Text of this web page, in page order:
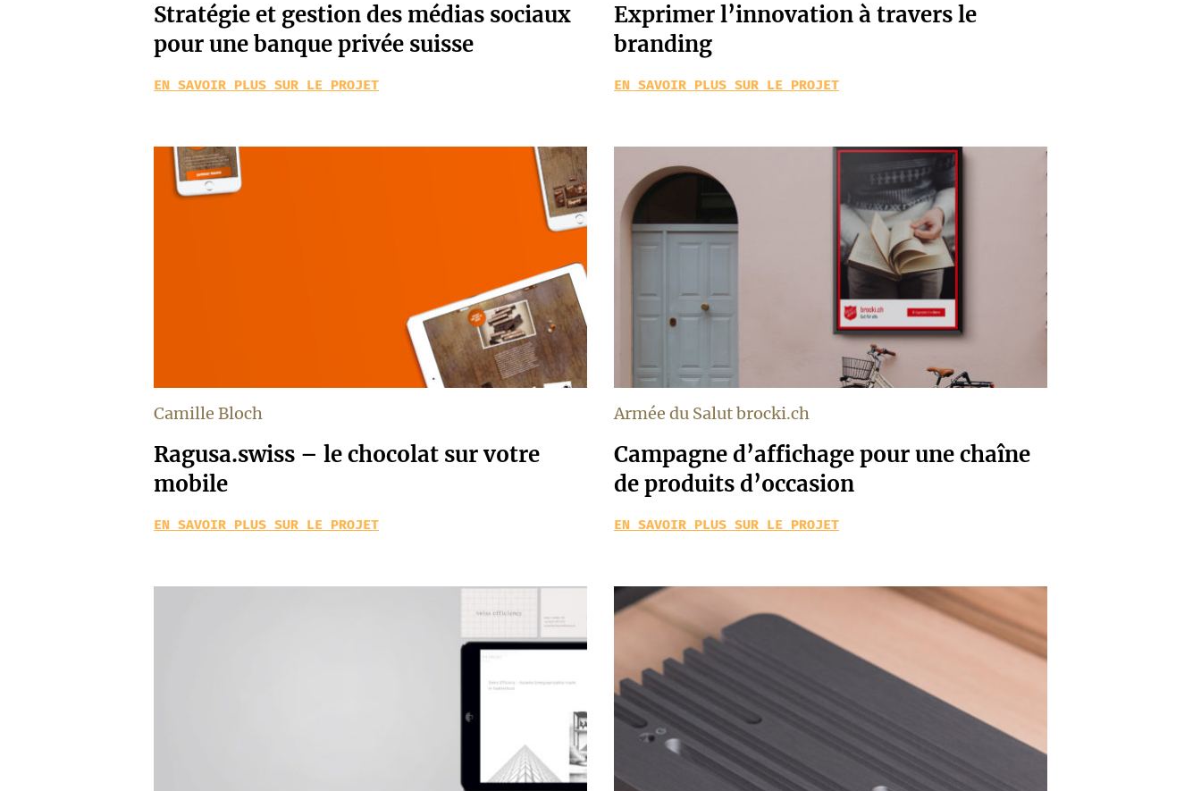
Stratégie et gestion des médias sociaux
pour une banque privée suisse
EN SAVOIR PLUS SUR LE PROJET
Exprimer l’innovation à travers le
branding
EN SAVOIR PLUS SUR LE PROJET
Camille Bloch
Ragusa.swiss – le chocolat sur votre
mobile
EN SAVOIR PLUS SUR LE PROJET
Armée du Salut brocki.ch
Campagne d’affichage pour une chaîne
de produits d’occasion
EN SAVOIR PLUS SUR LE PROJET